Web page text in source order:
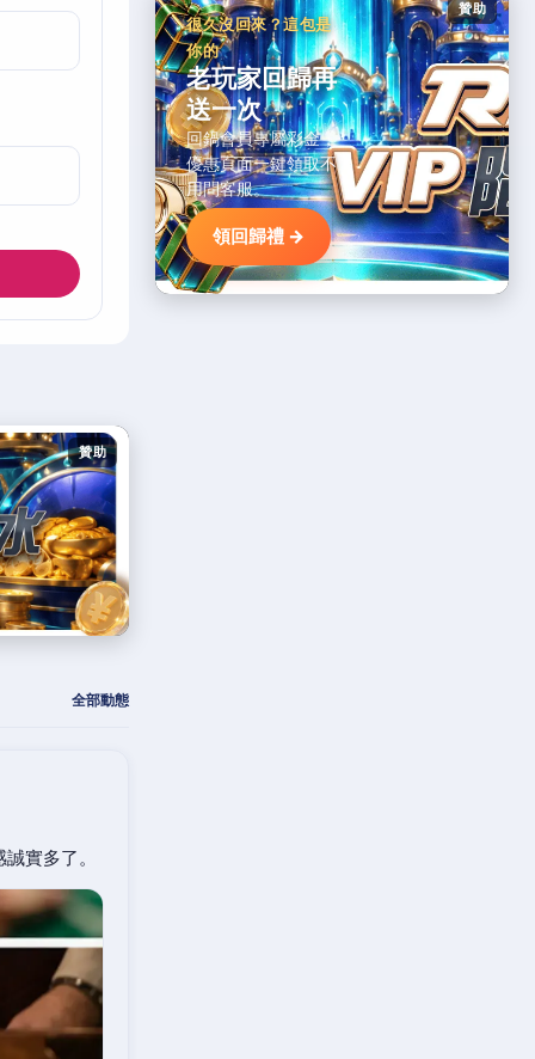
贊助
全部動態
實多了。
贊助
很久沒回來？這包是
你的
老玩家回歸再
送一次
回鍋會員專屬彩金，
優惠頁面一鍵領取不
用問客服。
領回歸禮 →